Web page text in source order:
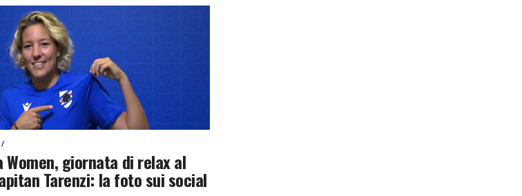
Women, giornata di relax al
Tarenzi: la foto sui social